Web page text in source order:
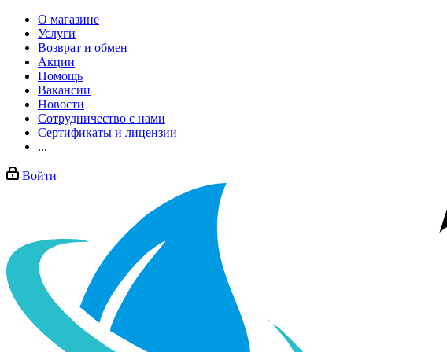
О магазине
Услуги
Возврат и обмен
Акции
Помощь
Вакансии
Новости
Сотрудничество с нами
Сертификаты и лицензии
...
Войти